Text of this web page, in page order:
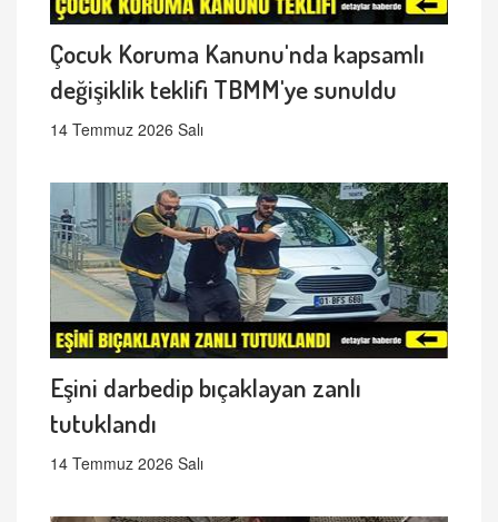
Çocuk Koruma Kanunu'nda kapsamlı
değişiklik teklifi TBMM'ye sunuldu
14 Temmuz 2026 Salı
Eşini darbedip bıçaklayan zanlı
tutuklandı
14 Temmuz 2026 Salı